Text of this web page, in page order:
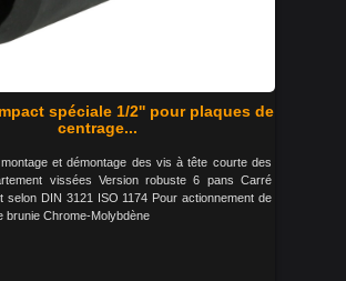
spéciale 1/2'' pour plaques de
centrage...
et démontage des vis à tête courte des
vissées Version robuste 6 pans Carré
selon DIN 3121 ISO 1174 Pour actionnement de
brunie Chrome-Molybdène